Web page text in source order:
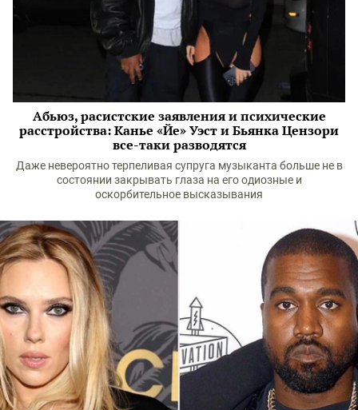
Абьюз, расистские заявления и психические
расстройства: Канье «Йе» Уэст и Бьянка Цензори
все-таки разводятся
Даже невероятно терпеливая супруга музыканта больше не в
состоянии закрывать глаза на его одиозные и
оскорбительное высказывания